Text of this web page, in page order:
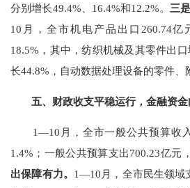
分别增长49.4% 16.4%和12.2%。 三
10 月，全市机电产品出口 260.74亿
18.5% ，其中，纺织机械及其零件出
长44.8% ，自动数据处理设备的零件、
五、 财政收支平稳运行，金融资
1—10 月 ，全市一般公共预算收入
1.4% ；一般公共预算支出700.23亿元
出保障有力。 1—10 月 ，全市民生领